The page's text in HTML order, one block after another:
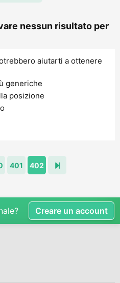
nessun risultato per
aiutarti a ottenere
generiche
posizione
401 402
Creare un account